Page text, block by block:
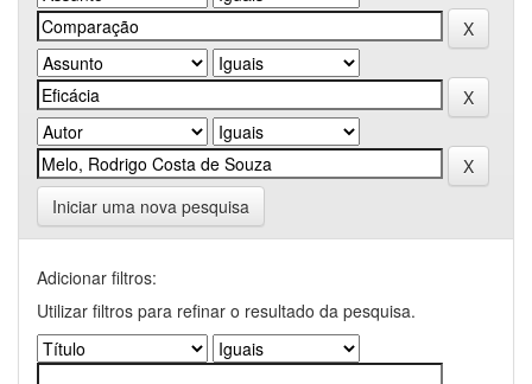
Iniciar uma nova pesquisa
Adicionar filtros:
Utilizar filtros para refinar o resultado da pesquisa.